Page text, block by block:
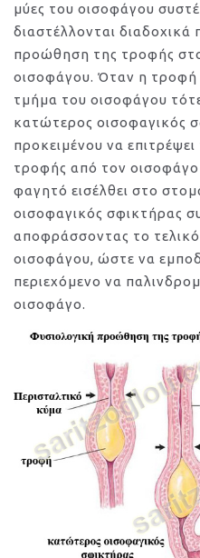
μύες του οισοφάγου
διαστέλλονται
προώθηση της τροφής
οισοφάγου. Όταν η
τμήμα του οισοφάγου
κατώτερος οισοφαγικός
προκειμένου να
τροφής από τον
φαγητό εισέλθει στο
οισοφαγικός σφικτήρας
αποφράσσοντας το
οισοφάγου, ώστε να
περιεχόμενο να
οισοφάγο.